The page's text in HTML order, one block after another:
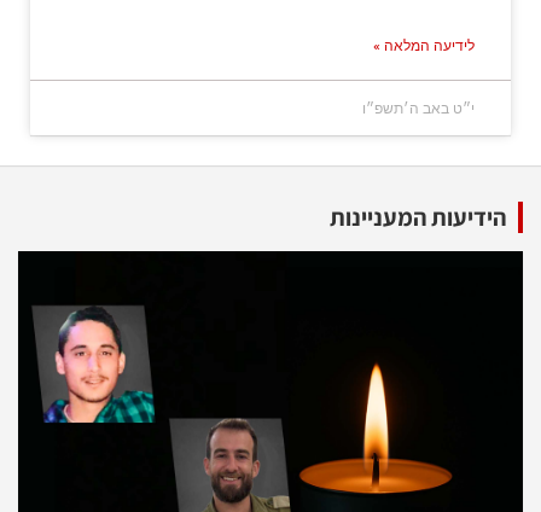
לידיעה המלאה »
י״ט באב ה׳תשפ״ו
הידיעות המעניינות